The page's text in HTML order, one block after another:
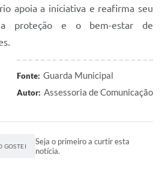
apoia a iniciativa e reafirma seu
a proteção e o bem-estar de
Fonte: Guarda Municipal
Autor: Assessoria de Comunicação
GOSTEI
Seja o primeiro a curtir esta
notícia.